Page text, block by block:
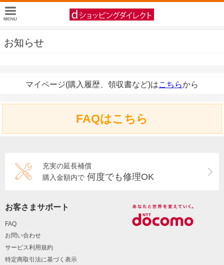
お知らせ
マイページ(購入履歴、領収書など)はこちらから
FAQはこちら
充実の延長補償
購入金額内で 何度でも修理OK
お客さまサポート
FAQ
お問い合わせ
サービス利用規約
特定商取引法に基づく表示